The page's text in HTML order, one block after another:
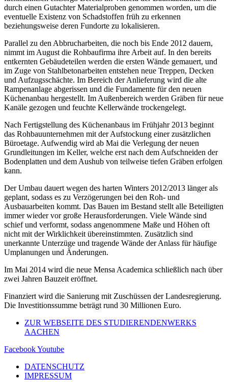
durch einen Gutachter Materialproben genommen worden, um die
eventuelle Existenz von Schadstoffen früh zu erkennen
beziehungsweise deren Fundorte zu lokalisieren.
Parallel zu den Abbrucharbeiten, die noch bis Ende 2012 dauern,
nimmt im August die Rohbaufirma ihre Arbeit auf. In den bereits
entkernten Gebäudeteilen werden die ersten Wände gemauert, und
im Zuge von Stahlbetonarbeiten entstehen neue Treppen, Decken
und Aufzugsschächte. Im Bereich der Anlieferung wird die alte
Rampenanlage abgerissen und die Fundamente für den neuen
Küchenanbau hergestellt. Im Außenbereich werden Gräben für neue
Kanäle gezogen und feuchte Kellerwände trockengelegt.
Nach Fertigstellung des Küchenanbaus im Frühjahr 2013 beginnt
das Rohbauunternehmen mit der Aufstockung einer zusätzlichen
Büroetage. Aufwendig wird ab Mai die Verlegung der neuen
Grundleitungen im Keller, welche erst nach dem Aufschneiden der
Bodenplatten und dem Aushub von teilweise tiefen Gräben erfolgen
kann.
Der Umbau dauert wegen des harten Winters 2012/2013 länger als
geplant, sodass es zu Verzögerungen bei den Roh- und
Ausbauarbeiten kommt. Das Bauen im Bestand stellt alle Beteiligten
immer wieder vor große Herausforderungen. Viele Wände sind
schief und verformt, sodass angenommene Maße und Höhen oft
nicht mit der Wirklichkeit übereinstimmten. Zusätzlich sind
unerkannte Unterzüge und tragende Wände der Anlass für häufige
Umplanungen und Änderungen.
Im Mai 2014 wird die neue Mensa Academica schließlich nach über
zwei Jahren Bauzeit eröffnet.
Finanziert wird die Sanierung mit Zuschüssen der Landesregierung.
Die Investitionssumme beträgt rund 30 Millionen Euro.
ZUR WEBSEITE DES STUDIERENDENWERKS
AACHEN
FacebookYoutube
DATENSCHUTZ
IMPRESSUM